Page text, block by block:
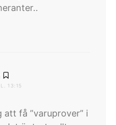
13:15
få ”varuprover” i